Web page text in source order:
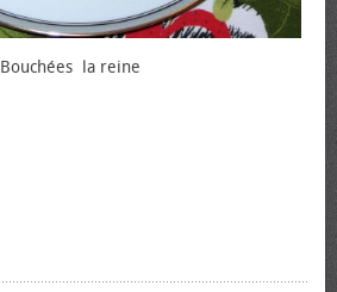
Bouchées la reine